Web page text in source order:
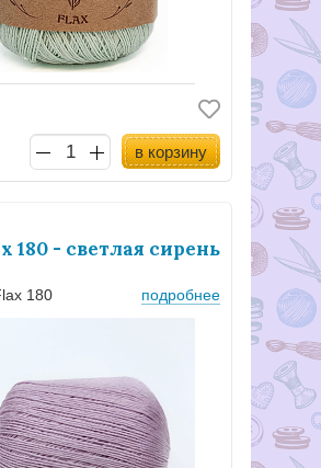
в корзину
180 - светлая сирень
180 подробнее